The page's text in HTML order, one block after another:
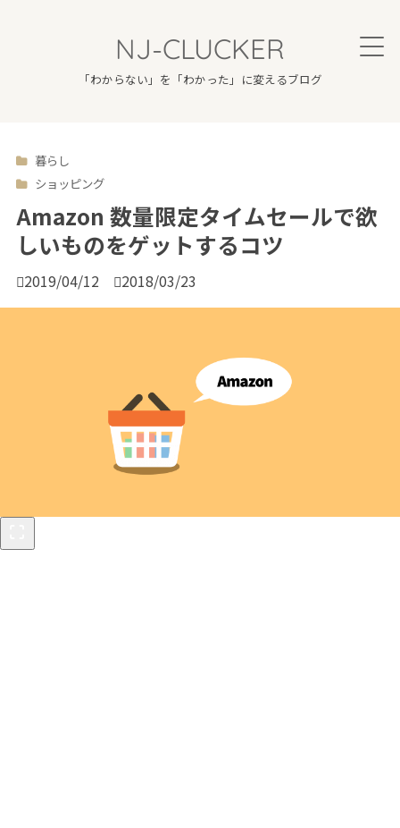
NJ-CLUCKER
「わからない」を「わかった」に変えるブログ
暮らし
ショッピング
Amazon 数量限定タイムセールで欲
しいものをゲットするコツ
2019/04/12 2018/03/23